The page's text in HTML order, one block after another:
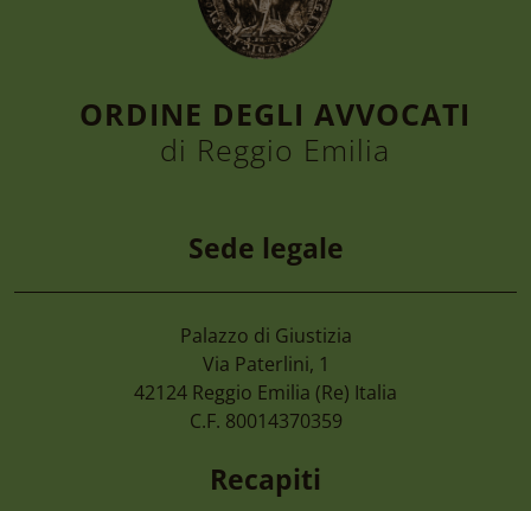
6 Agosto 2026
Convegno “la Tutela Dell’ambiente,
Nel D.lgs. 81/2026. Le Nuove
ORDINE DEGLI AVVOCATI
di Reggio Emilia
Sede legale
Palazzo di Giustizia
Via Paterlini, 1
42124 Reggio Emilia (Re) Italia
C.F. 80014370359
Recapiti